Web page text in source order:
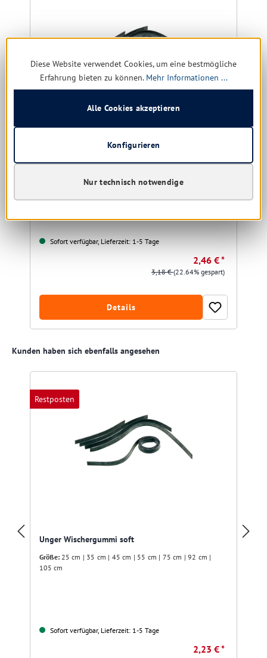
Sofort verfügbar, Lieferzeit: 1-5 Tage
2,46 € *
3,18 €(22.64% gespart)
Details
Produktgalerie überspringen
Kunden haben sich ebenfalls angesehen
Restposten
Unger Wischergummi soft
Größe: 25 cm | 35 cm | 45 cm | 55 cm | 75 cm | 92 cm |
105 cm
Sofort verfügbar, Lieferzeit: 1-5 Tage
2,23 € *
Diese Website verwendet Cookies, um eine bestmögliche
Erfahrung bieten zu können. Mehr Informationen ...
Nur technisch notwendige
Konfigurieren
Alle Cookies akzeptieren